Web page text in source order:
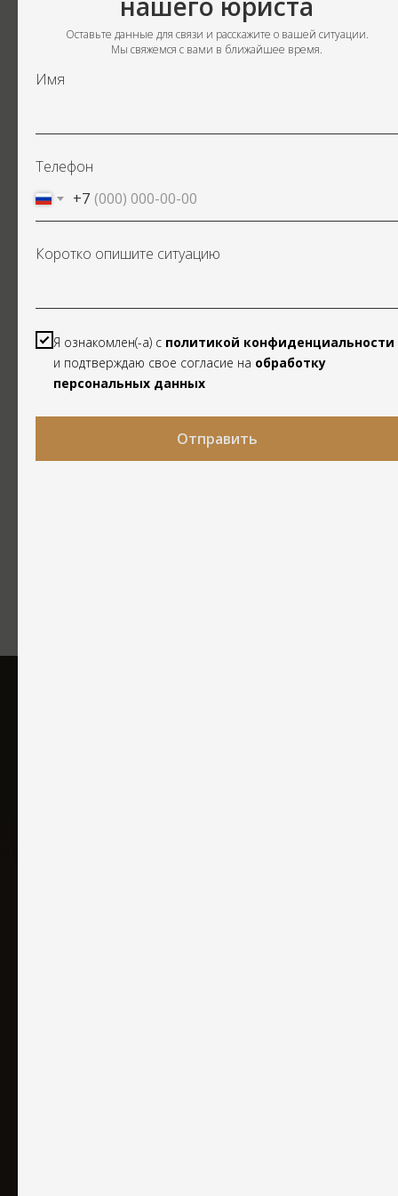
ПРАВОВОЙ АУДИТ
Изучаем дело и предлагаем стратегии с понятным бюджетом
Оставьте данные для связи и расскажите о вашей ситуации.
Мы свяжемся с вами в ближайшее время.
Имя
Телефон
+7
Коротко опишите ситуацию
Я ознакомлен(-а) с политикой конфиденциальности
и подтверждаю свое согласие на обработку
персональных данных
Отправить